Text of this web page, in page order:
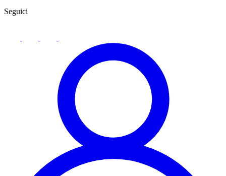
Seguici